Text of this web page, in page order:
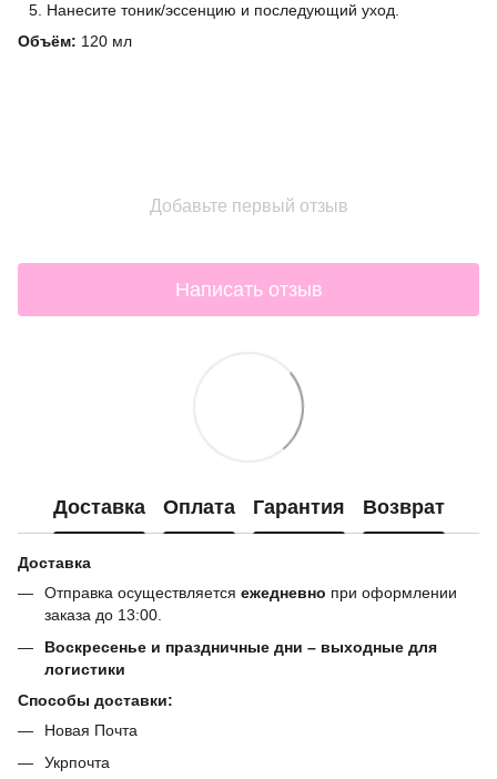
Нанесите тоник/эссенцию и последующий уход.
Объём: 120 мл
Добавьте первый отзыв
Написать отзыв
Доставка Оплата Гарантия Возврат
Доставка
Отправка осуществляется ежедневно при оформлении
заказа до 13:00.
Воскресенье и праздничные дни – выходные для
логистики
Способы доставки:
Новая Почта
Укрпочта